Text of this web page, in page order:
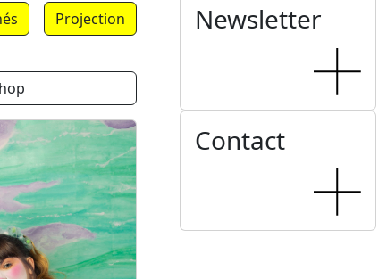
Projection Newsletter
Contact